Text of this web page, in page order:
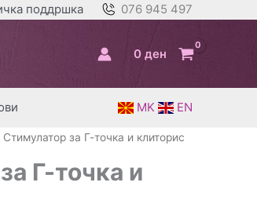
поддршка 076 945 497
0 ден
MK EN
Стимулатор за Г-точка и клиторис
Г-точка и